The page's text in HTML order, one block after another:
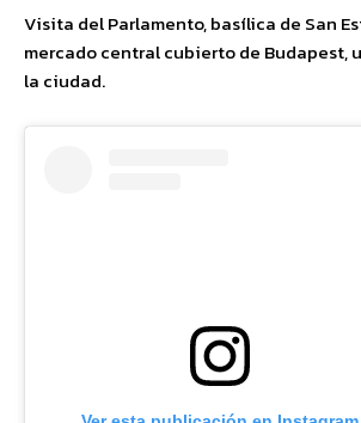
Visita del Parlamento, basílica de San
mercado central cubierto de Budapest,
la ciudad.